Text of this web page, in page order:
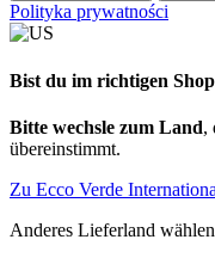
Polityka prywatności
Bist du im richtigen
Bitte wechsle zum Land,
übereinstimmt.
Zu Ecco Verde
Anderes Lieferland wählen